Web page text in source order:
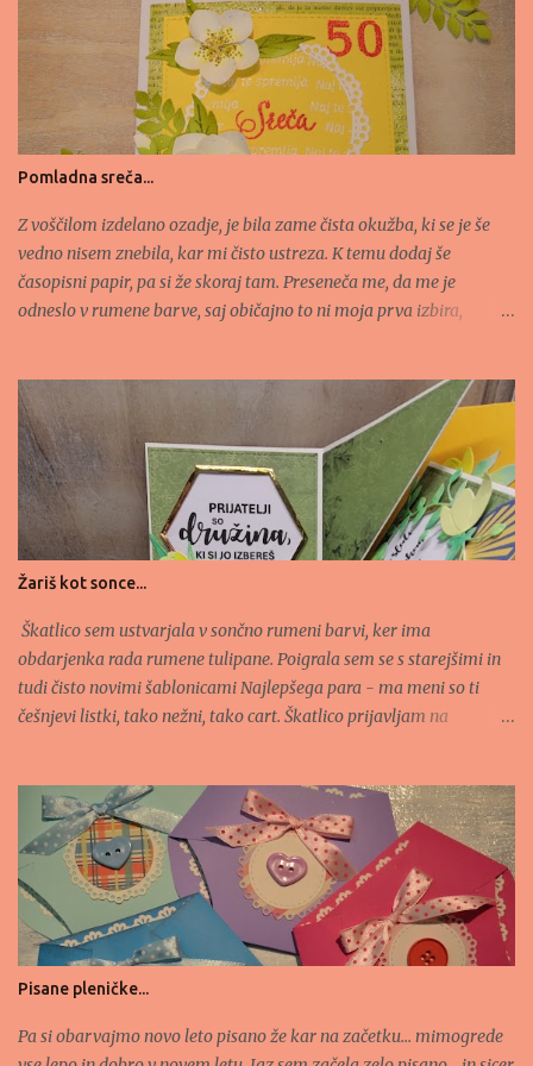
o
t
a
r
Pomladna sreča...
Z voščilom izdelano ozadje, je bila zame čista okužba, ki se je še
vedno nisem znebila, kar mi čisto ustreza. K temu dodaj še
časopisni papir, pa si že skoraj tam. Preseneča me, da me je
odneslo v rumene barve, saj običajno to ni moja prva izbira,
izzive: - http://craft-alnica.blogspot.si/2016/03/izziv-156-
casopisni-papir.html - http://www.najlepsi-par.si/galerija-
marec/ - http://cagichallenge.blogspot.si/2016/03/in-
garden.html - http://pileitonchallenge.blogspot.si/2016/03/pio-
104-stitching-with-bugaboo.html - http://die-cut-
divas.blogspot.si/2016/03/something-spring.html -
http://www.wordartwednesday.blogspot.si/2016/03/challenge-
weeks-222-223-anything-goes.html -
http://craftyfriendschallengeblog.blogspot.si/2016/03/challenge-
28.html -
http://2craftygirlschallenges.blogspot.si/2016/03/challenge-15....
Žariš kot sonce...
Škatlico sem ustvarjala v sončno rumeni barvi, ker ima
obdarjenka rada rumene tulipane. Poigrala sem se s starejšimi in
tudi čisto novimi šablonicami Najlepšega para - ma meni so ti
češnjevi listki, tako nežni, tako cart. Škatlico prijavljam na
https://veselahiska.blogspot.com/2024/05/izziv-54-crka-
v.html#more (verjemi vase, veselje)
Pisane pleničke...
Pa si obarvajmo novo leto pisano že kar na začetku... mimogrede